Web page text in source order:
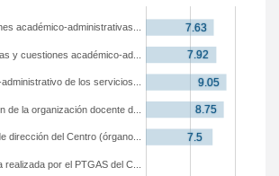
por el PTGAS del C...
dirección del Centro (órgano...
de la organización docente d...
de los servicios...
y cuestiones académico-ad...
académico-administrativas...